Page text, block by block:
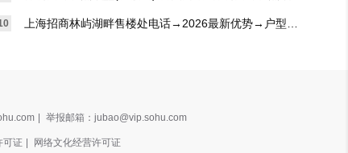
交房时间 - 配套 - 电话 -周边-得房率
上海招商林屿湖畔售楼处电话→2026最新优势→户型亮
举报邮箱：jubao@vip.sohu.com
可证 网络文化经营许可证